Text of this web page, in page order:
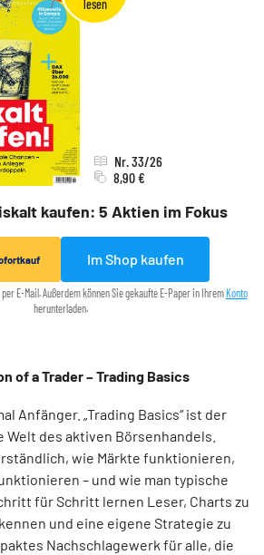
kaufen: 5 Aktien im Fokus
Nr. 33/26
8,90 €
Im Shop kaufen
E-Mail. Außerdem können Sie gekaufte E-Paper in Ihrem Konto
herunterladen.
of a Trader – Trading Basics
Anfänger. „Trading Basics“ ist der
Welt des aktiven Börsenhandels.
wie Märkte funktionieren,
– und wie man typische
für Schritt lernen Leser, Charts zu
und eine eigene Strategie zu
Nachschlagewerk für alle, die